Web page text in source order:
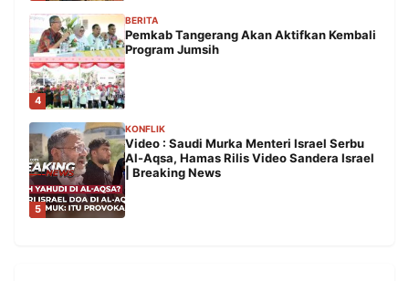
4
BERITA
Pemkab Tangerang Akan Aktifkan Kembali
Program Jumsih
5
KONFLIK
Video : Saudi Murka Menteri Israel Serbu
Al-Aqsa, Hamas Rilis Video Sandera Israel
| Breaking News